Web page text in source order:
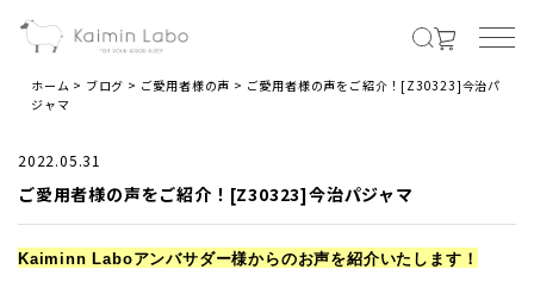
メンズ商品すべて
ホーム ブログ ご愛用者様の声
ご愛用者様の声をご紹介！[Z30323]今治パ
ジャマ
2022.05.31
ご愛用者様の声をご紹介！[Z30323]今治パジャマ
Kaiminn Laboアンバサダー様からのお声を紹介いたします！